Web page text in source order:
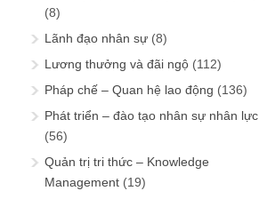
(8)
Lãnh đạo nhân sự (8)
Lương thưởng và đãi ngộ (112)
Pháp chế – Quan hệ lao động (136)
Phát triển – đào tạo nhân sự nhân lực
(56)
Quản trị tri thức – Knowledge
Management (19)